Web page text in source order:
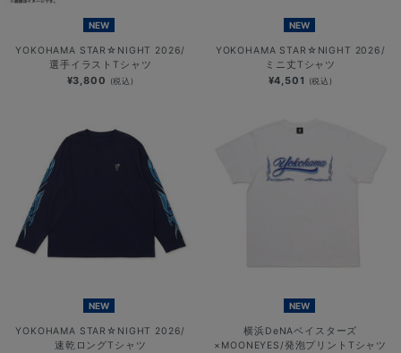
NEW
YOKOHAMA STAR☆NIGHT 2026/
選手イラストTシャツ
¥3,800 (税込)
NEW
YOKOHAMA STAR☆NIGHT 2026/
ミニ丈Tシャツ
¥4,501 (税込)
NEW
YOKOHAMA STAR☆NIGHT 2026/
速乾ロングTシャツ
NEW
横浜DeNAベイスターズ
×MOONEYES/発泡プリントTシャツ